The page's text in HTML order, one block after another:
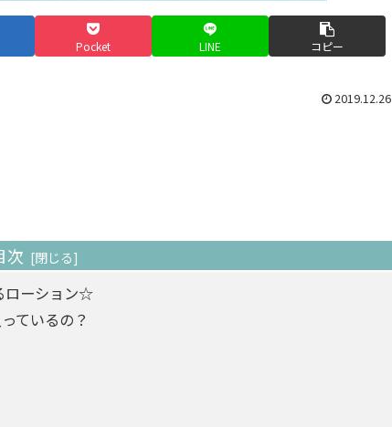
Pocket LINE コピー
2019.12.26
次
ローション☆
ているの？